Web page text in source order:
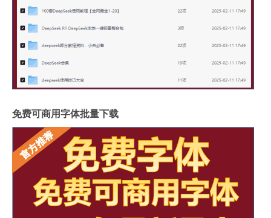
免费可商用字体批量下载